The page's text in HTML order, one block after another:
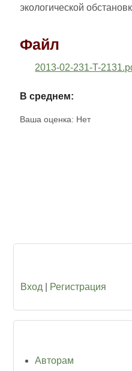
экологической
Файл
2013-02-231-T-
В среднем:
Ваша оценка: Нет
Вход Регистрация
Авторам